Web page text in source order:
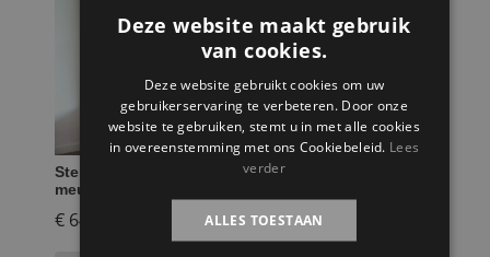
Steigerhouten tv-
meubel Mathijs
€ 649,95
Steigerhouten
€499,95
Deze website maakt gebruik
van cookies.
Deze website gebruikt cookies om uw
gebruikerservaring te verbeteren. Door onze
website te gebruiken, stemt u in met alle cookies
in overeenstemming met ons Cookiebeleid. Lees
verder
ALLES TOESTAAN